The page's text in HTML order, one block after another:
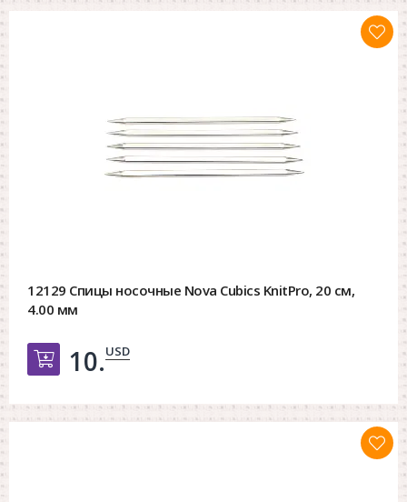
12129 Спицы носочные Nova Cubics KnitPro, 20 см,
4.00 мм
Добавить в корзину
10.USD